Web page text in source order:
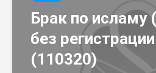
Брак по исламу
без
(110320)